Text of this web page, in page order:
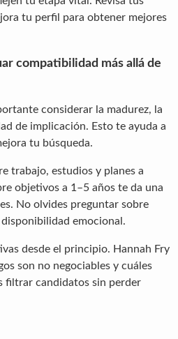
tu perfil para obtener mejores
compatibilidad más allá de
considerar la madurez, la
de implicación. Esto te ayuda a
tu búsqueda.
trabajo, estudios y planes a
objetivos a 1–5 años te da una
No olvides preguntar sobre
emocional.
desde el principio. Hannah Fry
son no negociables y cuáles
filtrar candidatos sin perder